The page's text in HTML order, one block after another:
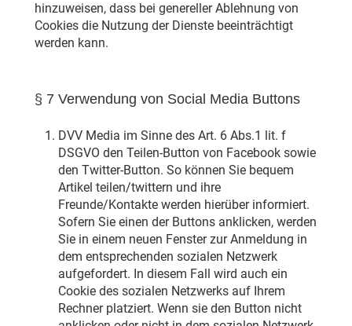
hinzuweisen, dass bei genereller Ablehnung von
Cookies die Nutzung der Dienste beeinträchtigt
werden kann.
§ 7 Verwendung von Social Media Buttons
DVV Media im Sinne des Art. 6 Abs.1 lit. f
DSGVO den Teilen-Button von Facebook sowie
den Twitter-Button. So können Sie bequem
Artikel teilen/twittern und ihre
Freunde/Kontakte werden hierüber informiert.
Sofern Sie einen der Buttons anklicken, werden
Sie in einem neuen Fenster zur Anmeldung in
dem entsprechenden sozialen Netzwerk
aufgefordert. In diesem Fall wird auch ein
Cookie des sozialen Netzwerks auf Ihrem
Rechner platziert. Wenn sie den Button nicht